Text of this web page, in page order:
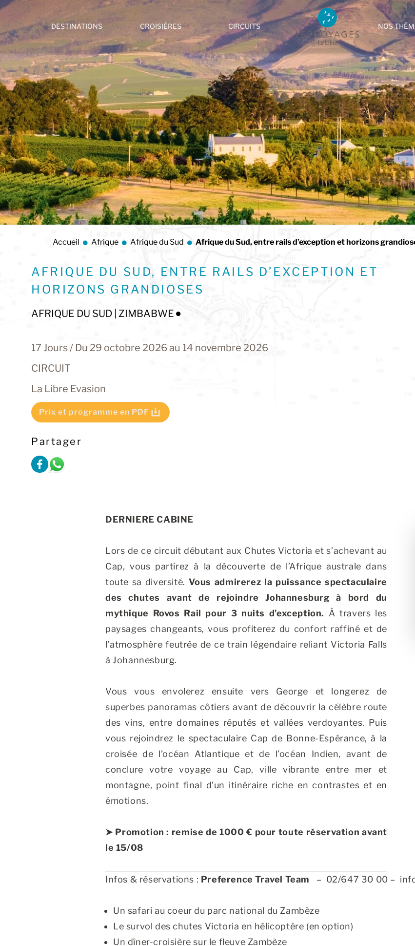
DESTINATIONS CROISIÈRES CIRCUITS NOS
Accueil Afrique Afrique du Sud Afrique du Sud, entre rails d’exception et horizons
AFRIQUE DU SUD, ENTRE RAILS D’EXCEPTION ET
HORIZONS GRANDIOSES
AFRIQUE DU SUD | ZIMBABWE
17 Jours / Du 29 octobre 2026 au 14 novembre 2026
CIRCUIT
La Libre Evasion
Prix et programme en PDF
Partager
DERNIERE CABINE
Lors de ce circuit débutant aux Chutes Victoria et s’achevant au
Cap, vous partirez à la découverte de l’Afrique australe dans
toute sa diversité. Vous admirerez la puissance spectaculaire
des chutes avant de rejoindre Johannesburg à bord du
mythique Rovos Rail pour 3 nuits d’exception. À travers les
paysages changeants, vous profiterez du confort raffiné et de
l’atmosphère feutrée de ce train légendaire reliant Victoria Falls
à Johannesburg.
Vous vous envolerez ensuite vers George et longerez de
superbes panoramas côtiers avant de découvrir la célèbre route
des vins, entre domaines réputés et vallées verdoyantes. Puis
vous rejoindrez le spectaculaire Cap de Bonne-Espérance, à la
croisée de l’océan Atlantique et de l’océan Indien, avant de
conclure votre voyage au Cap, ville vibrante entre mer et
montagne, point final d’un itinéraire riche en contrastes et en
émotions.
➤ Promotion : remise de 1000 € pour toute réservation avant
le 15/08
Infos & réservations : Preference Travel Team – 02/647 30 00 –
Un safari au coeur du parc national du Zambèze
Le survol des chutes Victoria en hélicoptère (en option)
Un dîner-croisière sur le fleuve Zambèze